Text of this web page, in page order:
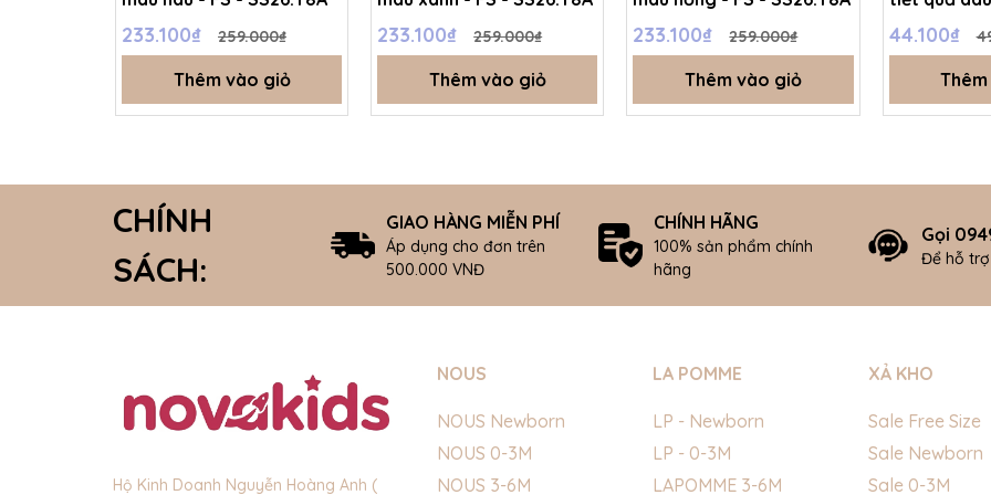
233.100₫ 259.000₫
Thêm vào giỏ
233.100₫ 259.000₫
Thêm vào giỏ
233.100₫ 259.000₫
Thêm vào giỏ
SS26.T8A
44.100₫
CHÍNH
SÁCH:
GIAO HÀNG MIỄN PHÍ
Áp dụng cho đơn trên
500.000 VNĐ
CHÍNH HÃNG
100% sản phẩm chính
hãng
Gọi
Để hỗ
Hộ Kinh Doanh Nguyễn Hoàng Anh (
NOUS
NOUS Newborn
NOUS 0-3M
NOUS 3-6M
LA POMME
LP - Newborn
LP - 0-3M
LAPOMME 3-6M
XẢ KHO
Sale Free Size
Sale Newborn
Sale 0-3M